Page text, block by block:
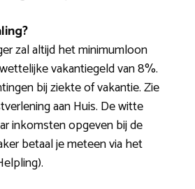
zal altijd het minimumloon
vakantiegeld van 8%.
bij ziekte of vakantie. Zie
aan Huis. De witte
inkomsten opgeven bij de
betaal je meteen via het